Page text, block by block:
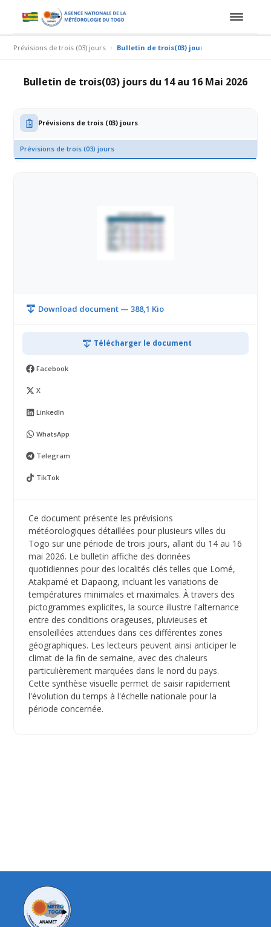
Prévisions de trois (03) jours Bulletin de trois(03) jours du 14 au 16 Mai
Bulletin de trois(03) jours du 14 au 16 Mai 2026
Prévisions de trois (03) jours
Prévisions de trois (03) jours
Download document — 388,1 Kio
Télécharger le document
Facebook
X
LinkedIn
WhatsApp
Telegram
TikTok
Ce document présente les prévisions
météorologiques détaillées pour plusieurs villes du
Togo sur une période de trois jours, allant du 14 au 16
mai 2026. Le bulletin affiche des données
quotidiennes pour des localités clés telles que Lomé,
Atakpamé et Dapaong, incluant les variations de
températures minimales et maximales. À travers des
pictogrammes explicites, la source illustre l'alternance
entre des conditions orageuses, pluvieuses et
ensoleillées attendues dans ces différentes zones
géographiques. Les lecteurs peuvent ainsi anticiper le
climat de la fin de semaine, avec des chaleurs
particulièrement marquées dans le nord du pays.
Cette synthèse visuelle permet de saisir rapidement
l'évolution du temps à l'échelle nationale pour la
période concernée.